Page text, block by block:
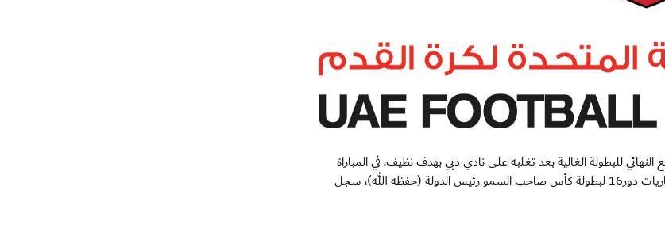
تأهله للدور ربع النهائي للبطولة الغالية بعد تغلبه على نادي دبي بهدف نظيف، في المباراة
التي جرت بينهما عصر اليوم على ستاد راشد بالنادي الأهلي ضمن مباريات دور16 لبطولة كأس صاحب السمو رئيس الدولة (حفظه الله)، سجل